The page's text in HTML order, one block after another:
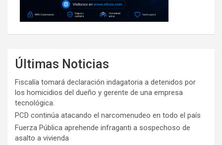
Últimas Noticias
Fiscalía tomará declaración indagatoria a detenidos por
los homicidios del dueño y gerente de una empresa
tecnológica.
PCD continúa atacando el narcomenudeo en todo el país
Fuerza Pública aprehende infraganti a sospechoso de
asalto a vivienda